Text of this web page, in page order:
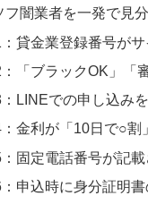
フ闇業者を一発で見
貸金業登録番号が
「ブラックOK」「
LINEでの申し込み
金利が「10日で○
固定電話番号が記
申込時に身分証明